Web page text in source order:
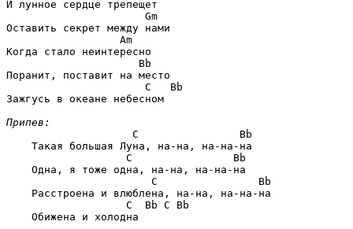
                      Gm
                  Am
                     Bb
                      C   Bb
Зажгусь в океане небесном
Припев:
                C                Bb
    Такая большая Луна, на-на, на-на-на
               C                Bb
    Одна, я тоже одна, на-на, на-на-на
                   C                Bb
    Расстроена и влюблена, на-на, на-на-на
               C  Bb C Bb
    Обижена и холодна